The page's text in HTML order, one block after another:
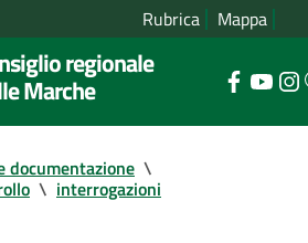
Rubrica Mappa
regionale
Marche
documentazione \
\ interrogazioni